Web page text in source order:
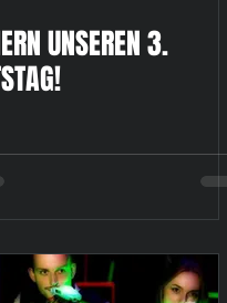
UNSEREN 3.